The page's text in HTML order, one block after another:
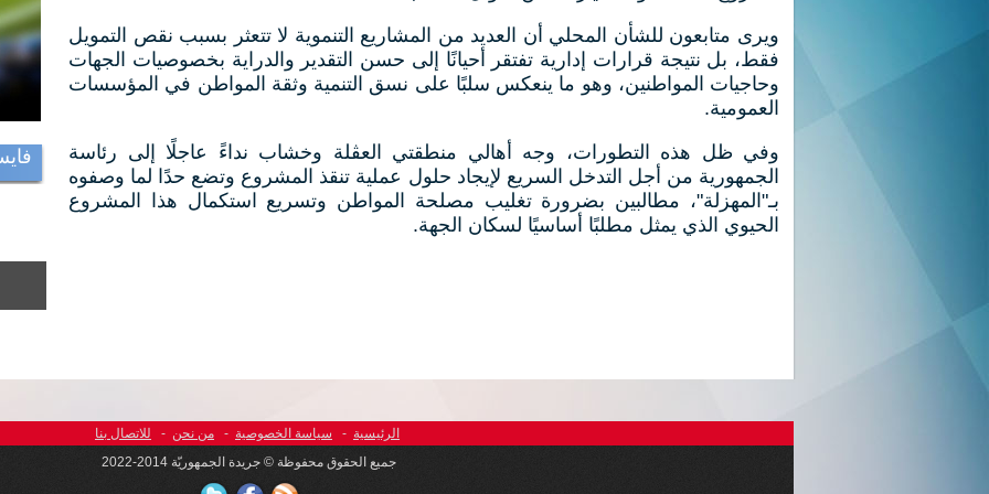
ويرى متابعون للشأن المحلي أن العديد من المشاريع التنموية لا تتعثر بسبب نقص التمويل
فقط، بل نتيجة قرارات إدارية تفتقر أحيانًا إلى حسن التقدير والدراية بخصوصيات الجهات
وحاجيات المواطنين، وهو ما ينعكس سلبًا على نسق التنمية وثقة المواطن في المؤسسات
العمومية.
وفي ظل هذه التطورات، وجه أهالي منطقتي العڨلة وخشاب نداءً عاجلًا إلى رئاسة
الجمهورية من أجل التدخل السريع لإيجاد حلول عملية تنقذ المشروع وتضع حدًا لما وصفوه
بـ"المهزلة"، مطالبين بضرورة تغليب مصلحة المواطن وتسريع استكمال هذا المشروع
الحيوي الذي يمثل مطلبًا أساسيًا لسكان الجهة.
الرئيسية - سياسة الخصوصية - من نحن -
للاتصال بنا
جميع الحقوق محفوظة © جريدة الجمهوريّة 2014-2022